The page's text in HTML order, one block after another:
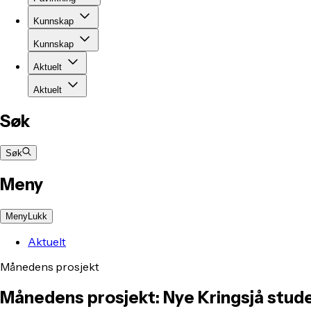
Kunnskap
Kunnskap
Aktuelt
Aktuelt
Søk
Søk
Meny
MenyLukk
Aktuelt
Månedens prosjekt
Månedens prosjekt: Nye Kringsjå